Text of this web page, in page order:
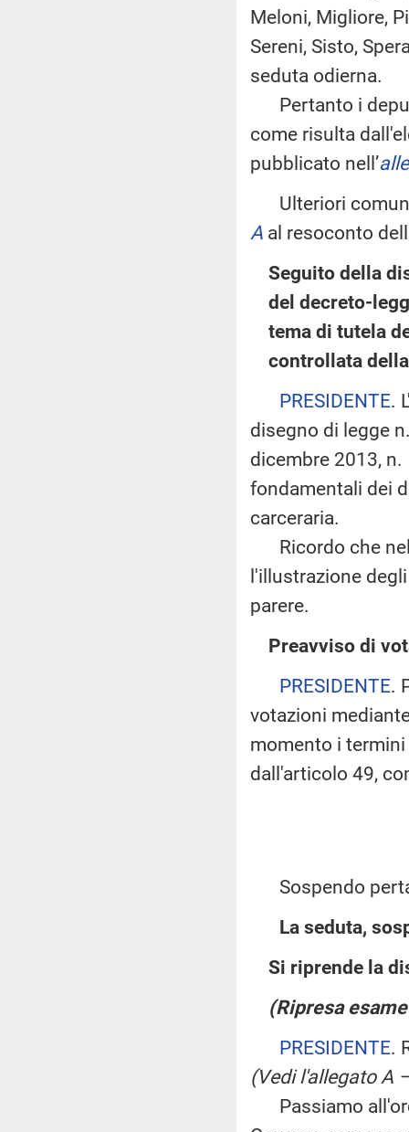
Meloni, Migliore,
Sereni, Sisto,
seduta odierna.
Pertanto i
come risulta
pubblicato nell’
Ulteriori
A al resoconto
Seguito della
del decreto-
tema di tutela
controllata
PRESIDENTE.
disegno di legge
dicembre 2013,
fondamentali dei
carceraria.
Ricordo che
l'illustrazione
parere.
Preavviso di
PRESIDENTE.
votazioni
momento i
dall'articolo 49,
Sospendo
La seduta,
Si riprende la
(Ripresa
PRESIDENTE.
(Vedi l'allegato A
Passiamo